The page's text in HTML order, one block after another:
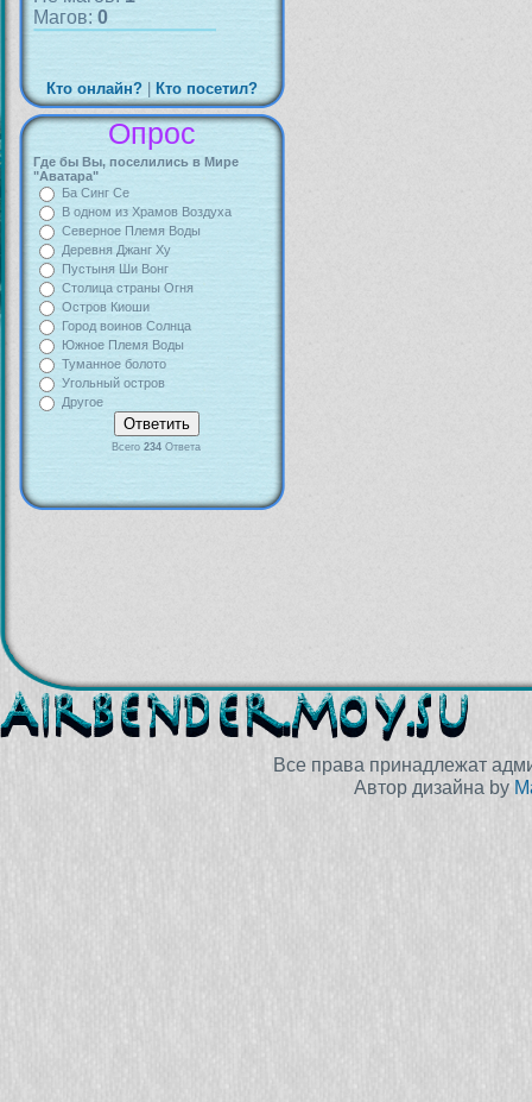
Магов: 0
Кто онлайн? Кто посетил?
Опрос
Где бы Вы, поселились в Мире
"Аватара"
Ба Синг Се
В одном из Храмов Воздуха
Северное Племя Воды
Деревня Джанг Ху
Пустыня Ши Вонг
Столица страны Огня
Остров Киоши
Город воинов Солнца
Южное Племя Воды
Туманное болото
Угольный остров
Другое
Всего 234 Ответа
Все права принадлежат
Автор дизайна by